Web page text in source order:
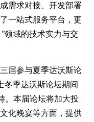
需求对接、开发部署
一站式服务平台，更
领域的技术实力与交
届参与夏季达沃斯论
冬季达沃斯论坛期间
。本届论坛将加大投
化晚宴等方面，提供